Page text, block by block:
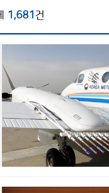
1,681건